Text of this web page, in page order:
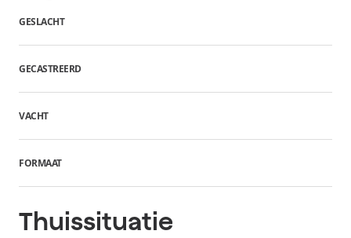
GESLACHT
GECASTREERD
VACHT
FORMAAT
Thuissituatie